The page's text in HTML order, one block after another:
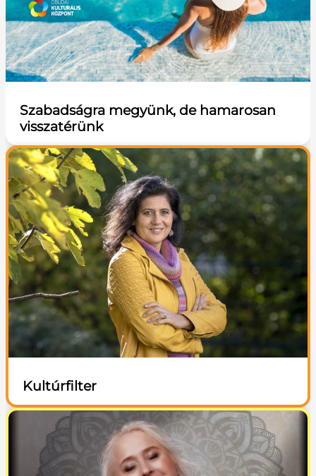
Szabadságra megyünk, de hamarosan
visszatérünk
Kultúrfilter